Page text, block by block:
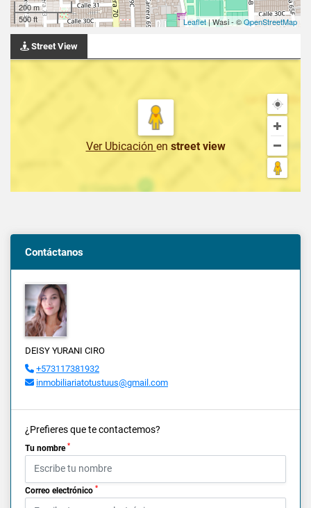
200 m
500 ft
Leaflet| Wasi - ©OpenStreetMap
Street View
Ver Ubicación en street view
Contáctanos
DEISY YURANI CIRO
+573117381932
inmobiliariatotustuus@gmail.com
¿Prefieres que te contactemos?
Tu nombre *
Correo electrónico *